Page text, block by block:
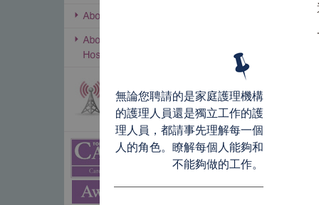
無論您聘請的是家庭護理機構
的護理人員還是獨立工作的護
理人員，都請事先理解每一個
人的角色。瞭解每個人能夠和
不能夠做的工作。